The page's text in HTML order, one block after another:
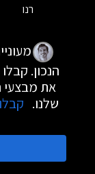
רנו
הנכון.
את מבצעי
שלנו.